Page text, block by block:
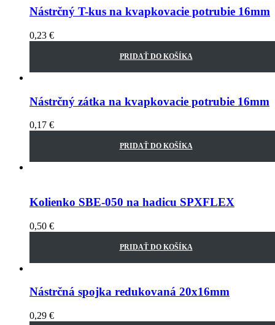
Nástrčný T-kus na kvapkovacie potrubie 16mm
0,23 €
PRIDAŤ DO KOŠÍKA
Nástrčný zátka na kvapkovacie potrubie 16mm
0,17 €
PRIDAŤ DO KOŠÍKA
Kolienko SBE-050 na hadicu SPXFLEX
0,50 €
PRIDAŤ DO KOŠÍKA
Nástrčná spojka redukovaná 20x16mm
0,29 €